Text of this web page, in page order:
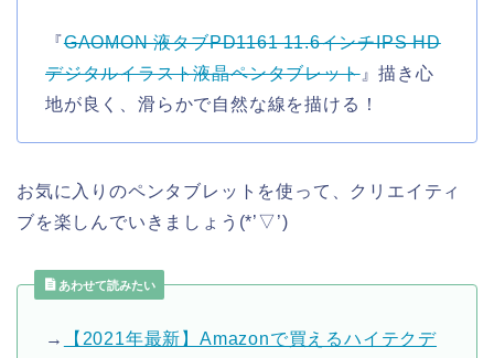
『GAOMON 液タブPD1161 11.6インチIPS HD
デジタルイラスト液晶ペンタブレット』描き心
地が良く、滑らかで自然な線を描ける！
お気に入りのペンタブレットを使って、クリエイティ
ブを楽しんでいきましょう(*’▽’)
あわせて読みたい
→
【2021年最新】Amazonで買えるハイテクデ